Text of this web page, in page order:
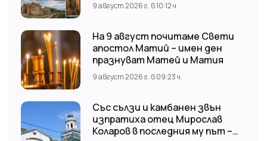
9 август 2026 г. в 10:12 ч.
На 9 август почитаме Свети
апостол Матий – имен ден
празнуват Матей и Матия
9 август 2026 г. в 09:23 ч.
Със сълзи и камбанен звън
изпратиха отец Мирослав
Коларов в последния му път –